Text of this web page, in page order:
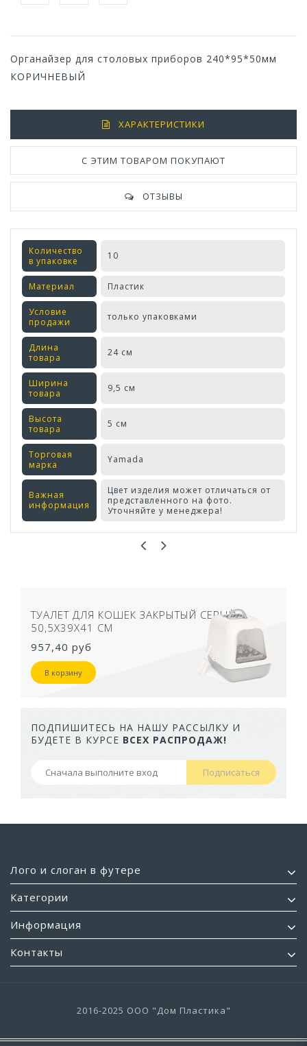
Органайзер для столовых приборов 240*95*50мм
КОРИЧНЕВЫЙ
ХАРАКТЕРИСТИКИ
С ЭТИМ ТОВАРОМ ПОКУПАЮТ
ОТЗЫВЫ
Количество
в упаковке
10
Материал Пластик
Условие
продажи
только упаковками
Длина
товара
24 см
Ширина
товара
9,5 см
Высота
товара
5 см
Торговая
марка
Yamada
Важная
информация
Цвет изделия может отличаться от
представленного на фото.
Уточняйте у менеджера!
Оставьте отзыв первым!
ТУАЛЕТ ДЛЯ КОШЕК ЗАКРЫТЫЙ СЕРЫЙ
50,5Х39Х41 СМ
957,40 руб
В корзину
ПОДПИШИТЕСЬ НА НАШУ РАССЫЛКУ И
БУДЕТЕ В КУРСЕ ВСЕХ РАСПРОДАЖ!
Подписаться
Лого и слоган в футере
Категории
Информация
Контакты
2016-2025 ООО "Дом Пластика"